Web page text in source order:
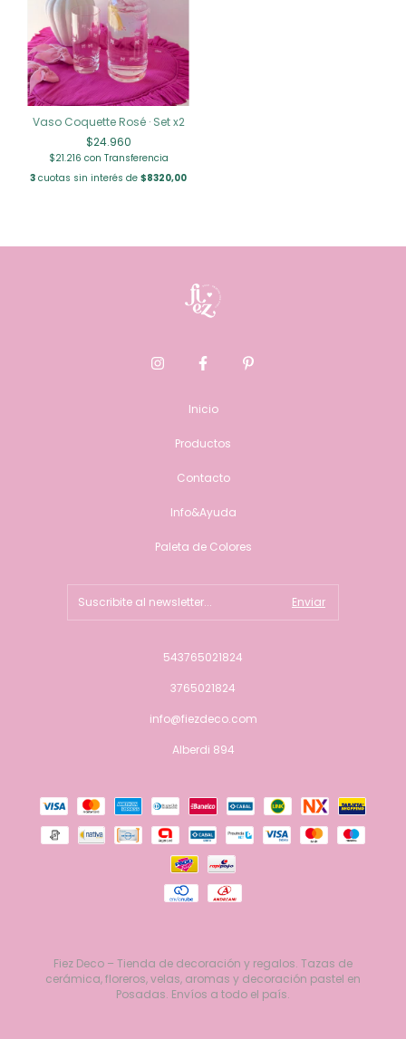
Vaso Coquette Rosé · Set x2
$24.960
$21.216 con Transferencia
3 cuotas sin interés de $8320,00
Inicio
Productos
Contacto
Info&Ayuda
Paleta de Colores
543765021824
3765021824
info@fiezdeco.com
Alberdi 894
Fiez Deco – Tienda de decoración y regalos. Tazas de
cerámica, floreros, velas, aromas y decoración pastel en
Posadas. Envíos a todo el país.